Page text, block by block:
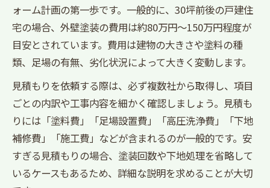
ォーム計画の第一歩です。一般的に、30坪前後の戸建住
宅の場合、外壁塗装の費用は約80万円〜150万円程度が
目安とされています。費用は建物の大きさや塗料の種
類、足場の有無、劣化状況によって大きく変動します。
見積もりを依頼する際は、必ず複数社から取得し、項目
ごとの内訳や工事内容を細かく確認しましょう。見積も
りには「塗料費」「足場設置費」「高圧洗浄費」「下地
補修費」「施工費」などが含まれるのが一般的です。安
すぎる見積もりの場合、塗装回数や下地処理を省略して
いるケースもあるため、詳細な説明を求めることが大切